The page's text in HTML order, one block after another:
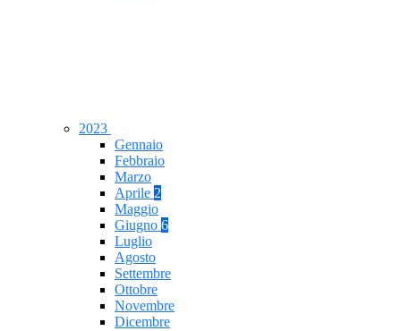
2023
Gennaio
Febbraio
Marzo
Aprile 2
Maggio
Giugno 6
Luglio
Agosto
Settembre
Ottobre
Novembre
Dicembre